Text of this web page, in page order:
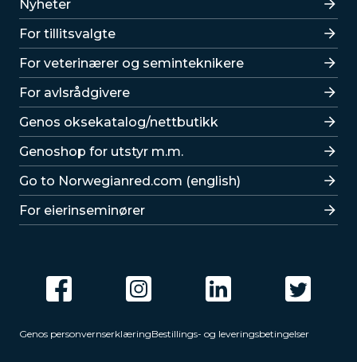
Nyheter
For tillitsvalgte
For veterinærer og seminteknikere
For avlsrådgivere
Lenker
Genos oksekatalog/nettbutikk
Genoshop for utstyr m.m.
Go to Norwegianred.com (english)
For eierinseminører
Genos personvernserklæringBestillings- og leveringsbetingelser